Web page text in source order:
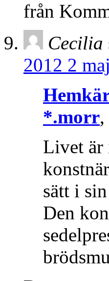
från
Cecilia
2012 2
*.morr,
Livet är
sätt i
Den